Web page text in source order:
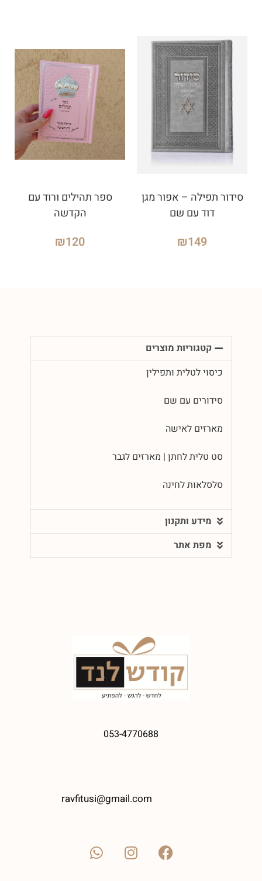
סידור תפילה – אפור מגן
דוד עם שם
₪149
ספר תהילים ורוד עם
הקדשה
₪120
קטגוריות מוצרים
כיסוי לטלית ותפילין
סידורים עם שם
מארזים לאישה
סט טלית לחתן | מארזים לגבר
סלסלאות לחינה
מידע ותקנון
מפת אתר
053-4770688